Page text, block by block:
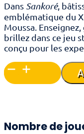
Dans Sankoré,
emblématique du
Moussa.
brillez dans ce jeu
conçu pour les
quantité
de
Sankoré
Nombre de